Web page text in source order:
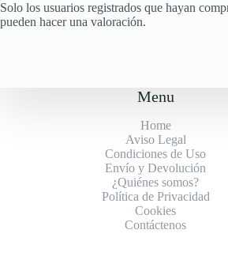
Solo los usuarios registrados que hayan
pueden hacer una valoración.
Menu
Home
Aviso Legal
Condiciones de Uso
Envío y Devolución
¿Quiénes somos?
Política de Privacidad
Cookies
Contáctenos